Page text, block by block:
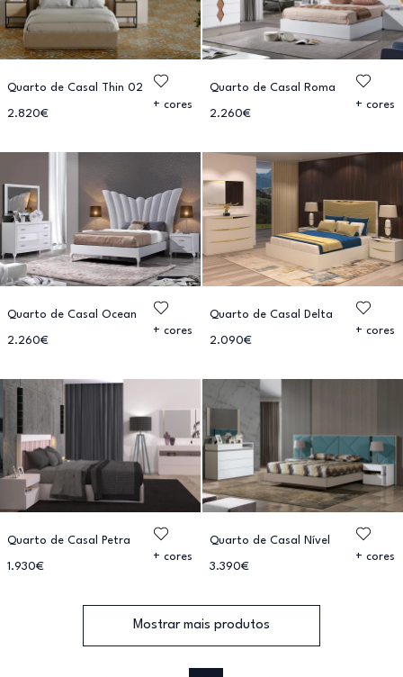
Quarto de Casal Thin 02
2.820€
+ cores
Quarto de Casal Roma
2.260€
+ cores
Quarto de Casal Ocean
2.260€
+ cores
Quarto de Casal Delta
2.090€
+ cores
Quarto de Casal Petra
1.930€
+ cores
Quarto de Casal Nível
3.390€
+ cores
Mostrar mais produtos